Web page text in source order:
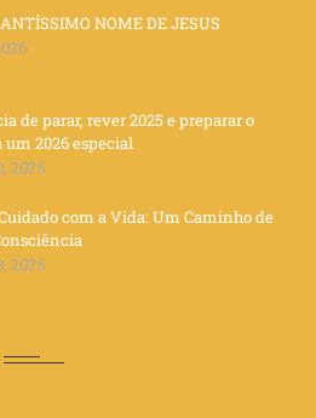
NOME DE JESUS
de parar, rever 2025 e preparar o
um 2026 especial
2025
com a Vida: Um Caminho de
2025